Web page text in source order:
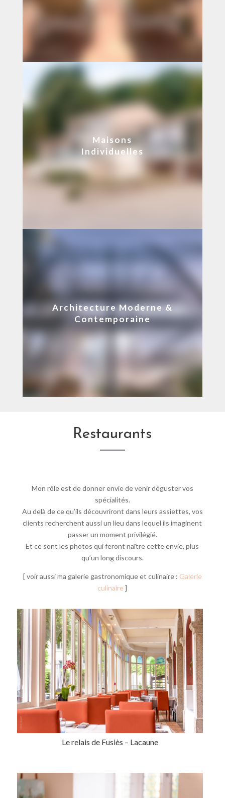
Maisons
Individuelles
Architecture Moderne &
Contemporaine
Restaurants
Mon rôle est de donner envie de venir déguster vos
spécialités.
Au delà de ce qu’ils découvriront dans leurs assiettes, vos
clients recherchent aussi un lieu dans lequel ils imaginent
passer un moment privilégié.
Et ce sont les photos qui feront naître cette envie, plus
qu’un long discours.
[ voir aussi ma galerie gastronomique et culinaire : Galerie
culinaire ]
Le relais de Fusiès – Lacaune